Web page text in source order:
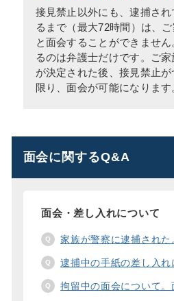
接見禁止以外にも、逮捕さ
るまで（最大72時間）は、
と面会することができませ
るのは弁護士だけです。ご
が決定された後、接見禁止
限り、面会が可能になります
面会に関するQ&A
面会・差し入れについて
家族が警察に逮捕された。いつから逮捕された
逮捕中の手紙の差し入れについて。留置所に
拘留中の面会について。面会時間は、土日や祝日